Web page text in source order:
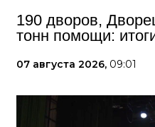
190 дворов,
тонн помощи:
07 августа 2026, 09:01